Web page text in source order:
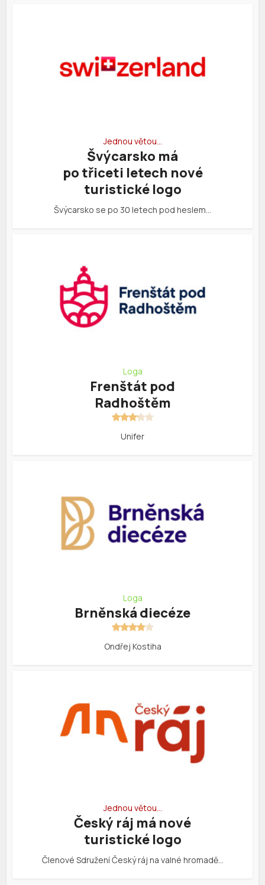
Jednou větou…
Švýcarsko má
po třiceti letech nové
turistické logo
Švýcarsko se po 30 letech pod heslem…
Loga
Frenštát pod
Radhoštěm
Unifer
Loga
Brněnská diecéze
Ondřej Kostiha
Jednou větou…
Český ráj má nové
turistické logo
Členové Sdružení Český ráj na valné hromadě…